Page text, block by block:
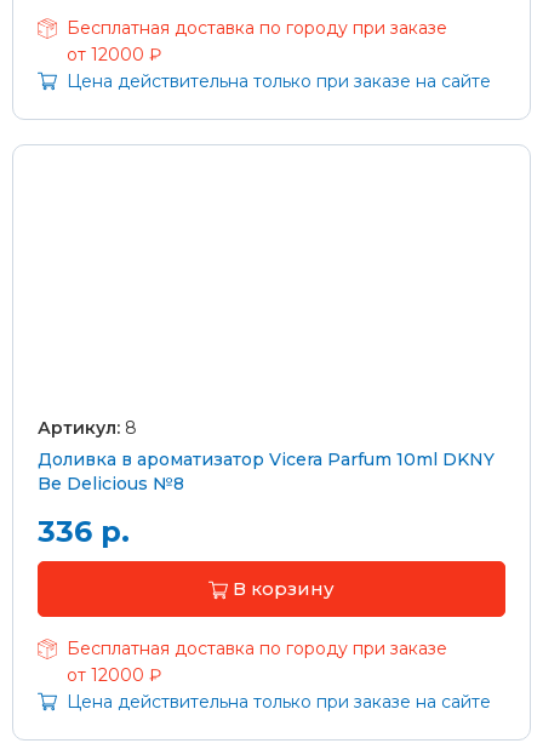
Бесплатная доставка по городу при заказе
от 12000 ₽
Цена действительна только при заказе на сайте
Артикул: 8
Доливка в ароматизатор Vicera Parfum 10ml DKNY
Be Delicious №8
336 р.
В корзину
Бесплатная доставка по городу при заказе
от 12000 ₽
Цена действительна только при заказе на сайте